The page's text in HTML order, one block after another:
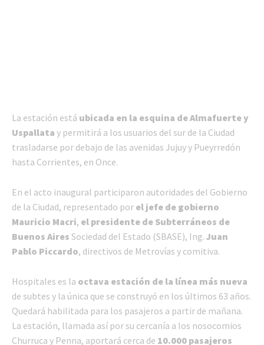
La estación está ubicada en la esquina de Almafuerte y
Uspallata y permitirá a los usuarios del sur de la Ciudad
trasladarse por debajo de las avenidas Jujuy y Pueyrredón
hasta Corrientes, en Once.
En el acto inaugural participaron autoridades del Gobierno
de la Ciudad, representado por el jefe de gobierno
Mauricio Macri, el presidente de Subterráneos de
Buenos Aires Sociedad del Estado (SBASE), Ing. Juan
Pablo Piccardo, directivos de Metrovías y comitiva.
Hospitales es la octava estación de la línea más nueva
de subtes y la única que se construyó en los últimos 63 años.
Quedará habilitada para los pasajeros a partir de mañana.
La estación, llamada así por su cercanía a los nosocomios
Churruca y Penna, aportará cerca de 10.000 pasajeros